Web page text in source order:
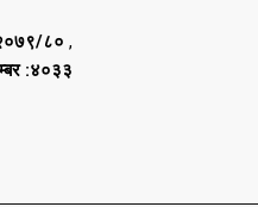
२०७९/८० ,
:४०३३